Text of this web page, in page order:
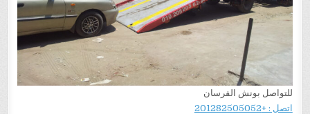
للتواصل بونش الفرسان
اتصل : +201282505052